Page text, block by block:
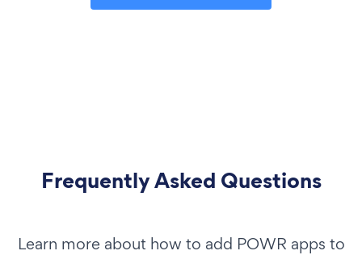
Frequently Asked Questions
Learn more about how to add POWR apps to